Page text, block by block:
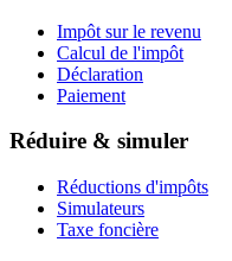
Impôt sur le revenu
Calcul de l'impôt
Déclaration
Paiement
Réduire & simuler
Réductions d'impôts
Simulateurs
Taxe foncière